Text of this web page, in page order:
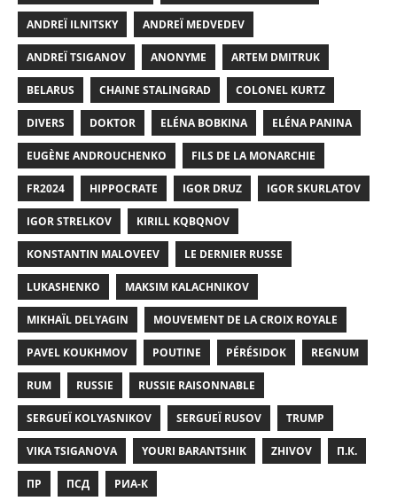
ANDREÏ ILNITSKY ANDREÏ MEDVEDEV
ANDREÏ TSIGANOV ANONYME ARTEM DMITRUK
BELARUS CHAINE STALINGRAD COLONEL KURTZ
DIVERS DOKTOR ELÉNA BOBKINA ELÉNA PANINA
EUGÈNE ANDROUCHENKO FILS DE LA MONARCHIE
FR2024 HIPPOCRATE IGOR DRUZ IGOR SKURLATOV
IGOR STRELKOV KIRILL KQBQNOV
KONSTANTIN MALOVEEV LE DERNIER RUSSE
LUKASHENKO MAKSIM KALACHNIKOV
MIKHAÏL DELYAGIN MOUVEMENT DE LA CROIX ROYALE
PAVEL KOUKHMOV POUTINE PÉRÉSIDOK REGNUM
RUM RUSSIE RUSSIE RAISONNABLE
SERGUEÏ KOLYASNIKOV SERGUEÏ RUSOV TRUMP
VIKA TSIGANOVA YOURI BARANTSHIK ZHIVOV П.К.
ПР ПСД РИА-К